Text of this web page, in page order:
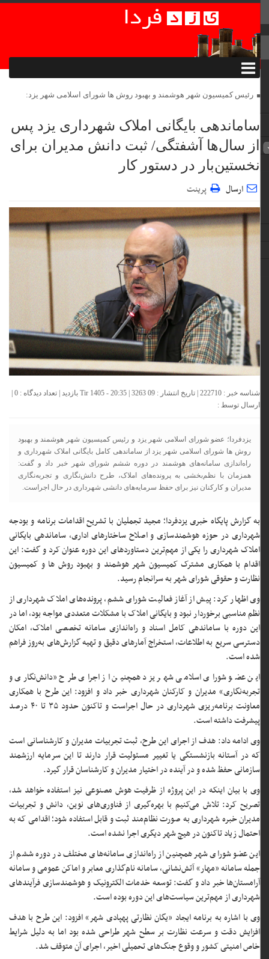
رئیس کمیسیون شهر هوشمند و بهبود روش ها شورای اسلامی شهر یزد:
ساماندهی بایگانی املاک شهرداری یزد پس
از سال‌ها آشفتگی/ ثبت دانش مدیران برای
نخستین‌بار در دستور کار
ارسال پرینت
شناسه خبر : 222710 | تاریخ انتشار : 09 Tir 1405 - 20:35 | 3263 بازدید | تعداد دیدگاه : 0
|
ارسال توسط :
یزدفردا؛ عضو شورای اسلامی شهر یزد و رئیس کمیسیون شهر هوشمند و بهبود
روش ها شورای اسلامی شهر یزد از ساماندهی کامل بایگانی املاک شهرداری و
راه‌اندازی سامانه‌های هوشمند در دوره ششم شورای شهر خبر داد و گفت:
همزمان با نظم‌بخشی به پرونده‌های املاک، طرح دانش‌نگاری و تجربه‌نگاری
مدیران و کارکنان نیز برای حفظ سرمایه‌های دانشی شهرداری در حال اجراست.
به گزارش پایگاه خبری یزدفردا؛ مجید تجملیان با تشریح اقدامات برنامه و بودجه
شهرداری در حوزه هوشمندسازی و اصلاح ساختارهای اداری، ساماندهی بایگانی
املاک شهرداری را یکی از مهم‌ترین دستاوردهای این دوره عنوان کرد و گفت: این
اقدام با همکاری مشترک کمیسیون شهر هوشمند و بهبود روش ها و کمیسیون
نظارت و حقوقی شورای شهر به سرانجام رسید.
وی اظهار کرد: پیش از آغاز فعالیت شورای ششم، پرونده‌های املاک شهرداری از
نظم مناسبی برخوردار نبود و بایگانی املاک با مشکلات متعددی مواجه بود، اما در
این دوره با ساماندهی کامل اسناد و راه‌اندازی سامانه تخصصی املاک، امکان
دسترسی سریع به اطلاعات، استخراج آمارهای دقیق و تهیه گزارش‌های به‌روز فراهم
شده است.
این عضو شورای اسلامی شهر یزد همچنین از اجرای طرح «دانش‌نگاری و
تجربه‌نگاری» مدیران و کارکنان شهرداری خبر داد و افزود: این طرح با همکاری
معاونت برنامه‌ریزی شهرداری در حال اجراست و تاکنون حدود ۳۵ تا ۴۰ درصد
پیشرفت داشته است.
وی ادامه داد: هدف از اجرای این طرح، ثبت تجربیات مدیران و کارشناسانی است
که در آستانه بازنشستگی یا تغییر مسئولیت قرار دارند تا این سرمایه ارزشمند
سازمانی حفظ شده و در آینده در اختیار مدیران و کارشناسان قرار گیرد.
وی با بیان اینکه در این پروژه از ظرفیت هوش مصنوعی نیز استفاده خواهد شد،
تصریح کرد: تلاش می‌کنیم با بهره‌گیری از فناوری‌های نوین، دانش و تجربیات
مدیران خبره شهرداری به صورت نظام‌مند ثبت و قابل استفاده شود؛ اقدامی که به
احتمال زیاد تاکنون در هیچ شهر دیگری اجرا نشده است.
این عضو شورای شهر همچنین از راه‌اندازی سامانه‌های مختلف در دوره ششم از
جمله سامانه «مهار» آتش‌نشانی، سامانه نام‌گذاری معابر و اماکن عمومی و سامانه
آرامستان‌ها خبر داد و گفت: توسعه خدمات الکترونیک و هوشمندسازی فرآیندهای
شهرداری از مهم‌ترین سیاست‌های این دوره بوده است.
وی با اشاره به برنامه ایجاد «یگان نظارتی پهپادی شهر» افزود: این طرح با هدف
افزایش دقت و سرعت نظارت بر سطح شهر طراحی شده بود اما به دلیل شرایط
خاص امنیتی کشور و وقوع جنگ‌های تحمیلی اخیر، اجرای آن متوقف شد.